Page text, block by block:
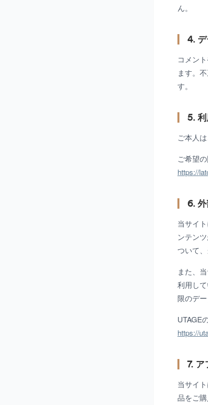
ん。
4.
コメン
ます。
す。
5. 利
ご本人
ご希望
https://
6.
当サイ
ンテン
ついて
また、
利用し
限のデ
UTAGE
https://
7.
当サイ
品をご